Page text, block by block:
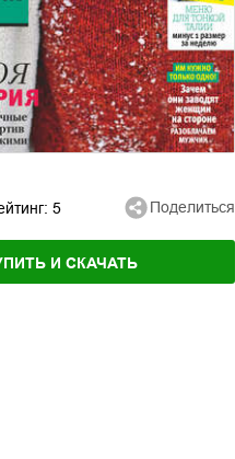
5 Поделиться
И СКАЧАТЬ